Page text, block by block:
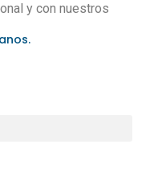
y con nuestros